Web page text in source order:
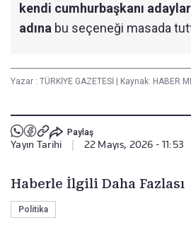
kendi cumhurbaşkanı
adına bu seçeneği masada
Yazar : TÜRKİYE GAZETESİ Kaynak: HABER
Paylaş
Yayın Tarihi 22 Mayıs, 2026 - 11:53
Haberle İlgili Daha Fazlası
Politika